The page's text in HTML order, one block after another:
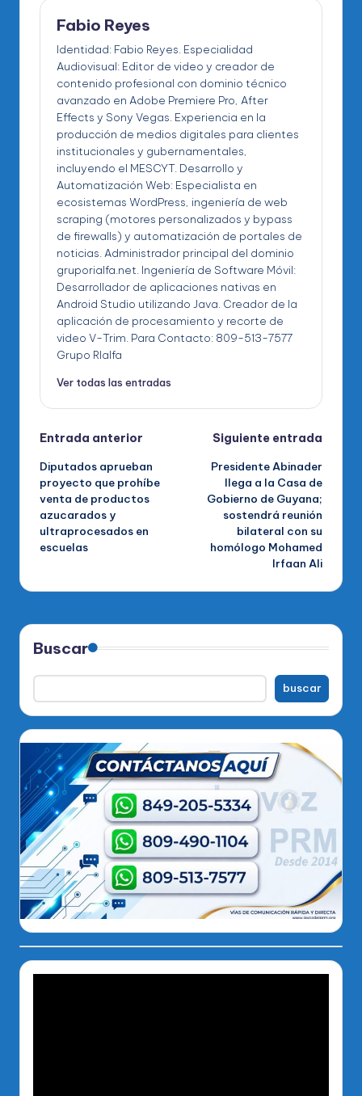
Fabio Reyes
Identidad: Fabio Reyes. Especialidad
Audiovisual: Editor de video y creador de
contenido profesional con dominio técnico
avanzado en Adobe Premiere Pro, After
Effects y Sony Vegas. Experiencia en la
producción de medios digitales para clientes
institucionales y gubernamentales,
incluyendo el MESCYT. Desarrollo y
Automatización Web: Especialista en
ecosistemas WordPress, ingeniería de web
scraping (motores personalizados y bypass
de firewalls) y automatización de portales de
noticias. Administrador principal del dominio
gruporialfa.net. Ingeniería de Software Móvil:
Desarrollador de aplicaciones nativas en
Android Studio utilizando Java. Creador de la
aplicación de procesamiento y recorte de
video V-Trim. Para Contacto: 809-513-7577
Grupo RIalfa
Ver todas las entradas
Navegación
de
entradas
Entrada anterior
Diputados aprueban
proyecto que prohíbe
venta de productos
azucarados y
ultraprocesados en
escuelas
Siguiente entrada
Presidente Abinader
llega a la Casa de
Gobierno de Guyana;
sostendrá reunión
bilateral con su
homólogo Mohamed
Irfaan Ali
Buscar
buscar